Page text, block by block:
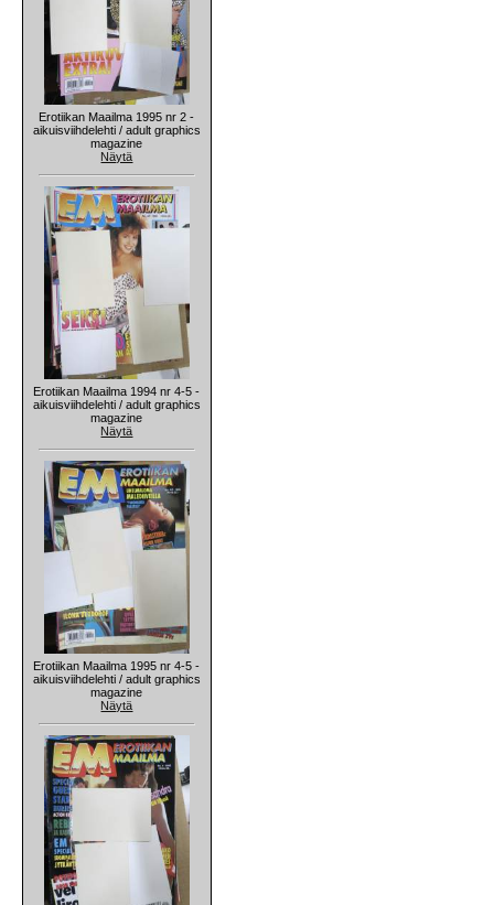
Erotiikan Maailma 1995 nr 2 -
aikuisviihdelehti / adult graphics
magazine
Näytä
Erotiikan Maailma 1994 nr 4-5 -
aikuisviihdelehti / adult graphics
magazine
Näytä
Erotiikan Maailma 1995 nr 4-5 -
aikuisviihdelehti / adult graphics
magazine
Näytä